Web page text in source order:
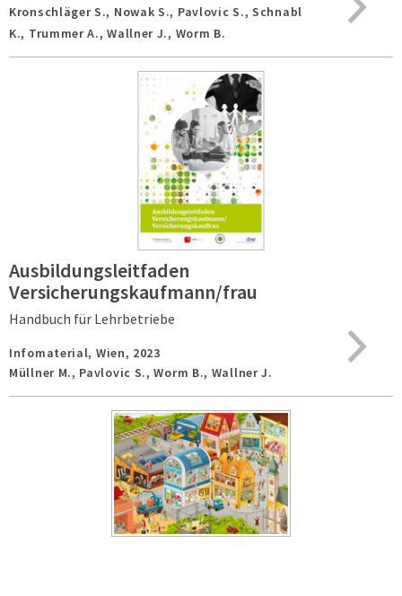
Kronschläger S., Nowak S., Pavlovic S., Schnabl
K., Trummer A., Wallner J., Worm B.
Ausbildungsleitfaden
Versicherungskaufmann/frau
Handbuch für Lehrbetriebe
Infomaterial, Wien, 2023
Müllner M., Pavlovic S., Worm B., Wallner J.